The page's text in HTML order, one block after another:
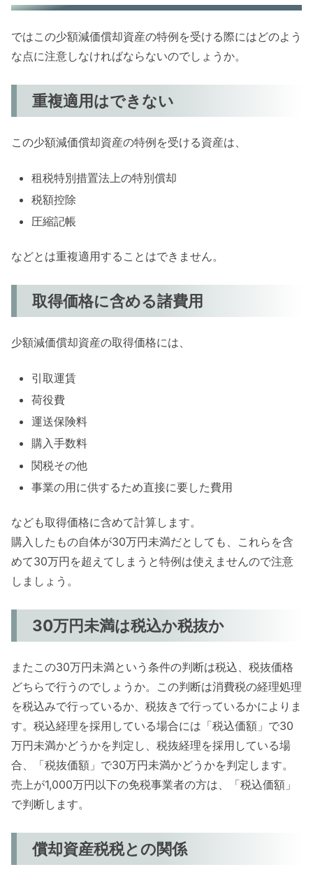
ではこの少額減価償却資産の特例を受ける際にはどのよう
な点に注意しなければならないのでしょうか。
重複適用はできない
この少額減価償却資産の特例を受ける資産は、
租税特別措置法上の特別償却
税額控除
圧縮記帳
などとは重複適用することはできません。
取得価格に含める諸費用
少額減価償却資産の取得価格には、
引取運賃
荷役費
運送保険料
購入手数料
関税その他
事業の用に供するため直接に要した費用
なども取得価格に含めて計算します。
購入したもの自体が30万円未満だとしても、これらを含
めて30万円を超えてしまうと特例は使えませんので注意
しましょう。
30万円未満は税込か税抜か
またこの30万円未満という条件の判断は税込、税抜価格
どちらで行うのでしょうか。この判断は消費税の経理処理
を税込みで行っているか、税抜きで行っているかによりま
す。税込経理を採用している場合には「税込価額」で30
万円未満かどうかを判定し、税抜経理を採用している場
合、「税抜価額」で30万円未満かどうかを判定します。
売上が1,000万円以下の免税事業者の方は、「税込価額」
で判断します。
償却資産税税との関係